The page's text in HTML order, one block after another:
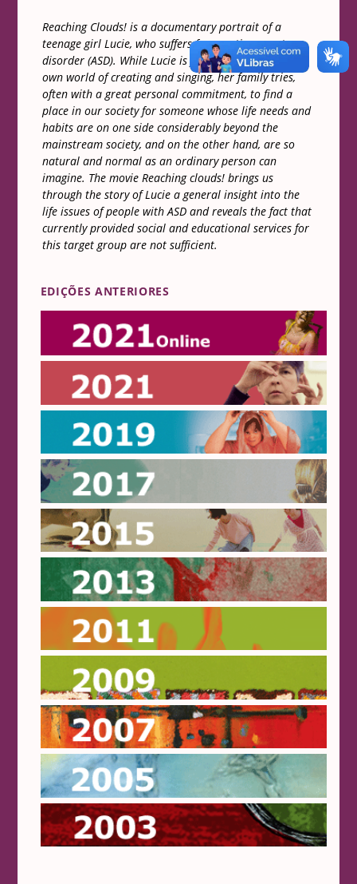
Reaching Clouds! is a documentary portrait of a
teenage girl Lucie, who suffers from autism spectrum
disorder (ASD). While Lucie is fully immersed in her
own world of creating and singing, her family tries,
often with a great personal commitment, to find a
place in our society for someone whose life needs and
habits are on one side considerably beyond the
mainstream society, and on the other hand, are so
natural and normal as an ordinary person can
imagine. The movie Reaching clouds! brings us
through the story of Lucie a general insight into the
life issues of people with ASD and reveals the fact that
currently provided social and educational services for
this target group are not sufficient.
EDIÇÕES ANTERIORES
Online 2021
2021
2019
2017
2015
2013
2007
2005
2003